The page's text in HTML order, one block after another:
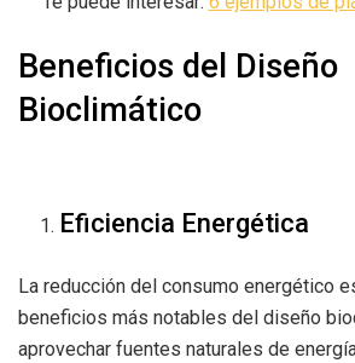
Beneficios del Diseño
Bioclimático
Eficiencia Energética
La reducción del consumo energético
beneficios más notables del diseño
aprovechar fuentes naturales de